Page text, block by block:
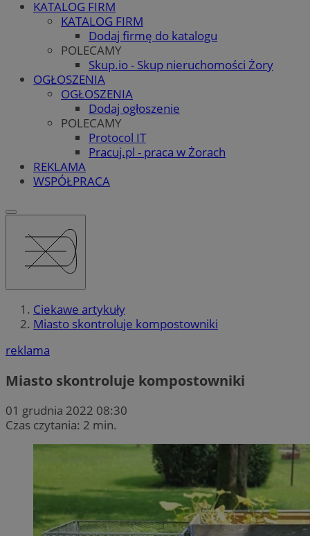
KATALOG FIRM
KATALOG FIRM
Dodaj firmę do katalogu
POLECAMY
Skup.io - Skup nieruchomości Żory
OGŁOSZENIA
OGŁOSZENIA
Dodaj ogłoszenie
POLECAMY
Protocol IT
Pracuj.pl - praca w Żorach
REKLAMA
WSPÓŁPRACA
Ciekawe artykuły
Miasto skontroluje kompostowniki
reklama
Miasto skontroluje kompostowniki
01 grudnia 2022 08:30
Czas czytania: 2 min.